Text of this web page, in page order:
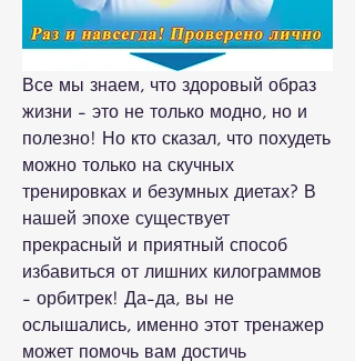
Все мы знаем, что здоровый образ
жизни - это не только модно, но и
полезно! Но кто сказал, что похудеть
можно только на скучных
тренировках и безумных диетах? В
нашей эпохе существует
прекрасный и приятный способ
избавиться от лишних килограммов
- орбитрек! Да-да, вы не
ослышались, именно этот тренажер
может помочь вам достичь